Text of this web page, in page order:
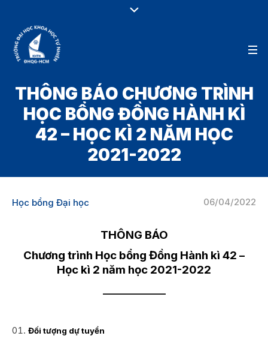
THÔNG BÁO CHƯƠNG TRÌNH
HỌC BỔNG ĐỒNG HÀNH KÌ
42 – HỌC KÌ 2 NĂM HỌC
2021-2022
06/04/2022
Học bổng Đại học
THÔNG BÁO
Chương trình Học bổng Đồng Hành kì 42 –
Học kì 2 năm học 2021-2022
Đối tượng dự tuyển